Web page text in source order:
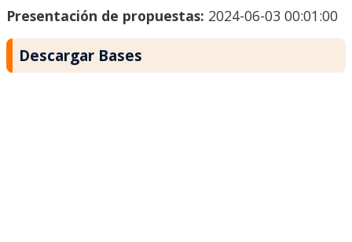
Presentación de propuestas: 2024-06-03 00:01:00
Descargar Bases